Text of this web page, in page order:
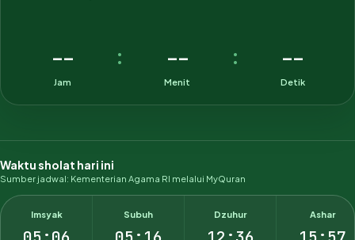
--
Jam
: --
Menit
: --
Detik
Waktu sholat hari ini
Sumber jadwal: Kementerian Agama RI melalui MyQuran
Imsyak Subuh Dzuhur Ashar